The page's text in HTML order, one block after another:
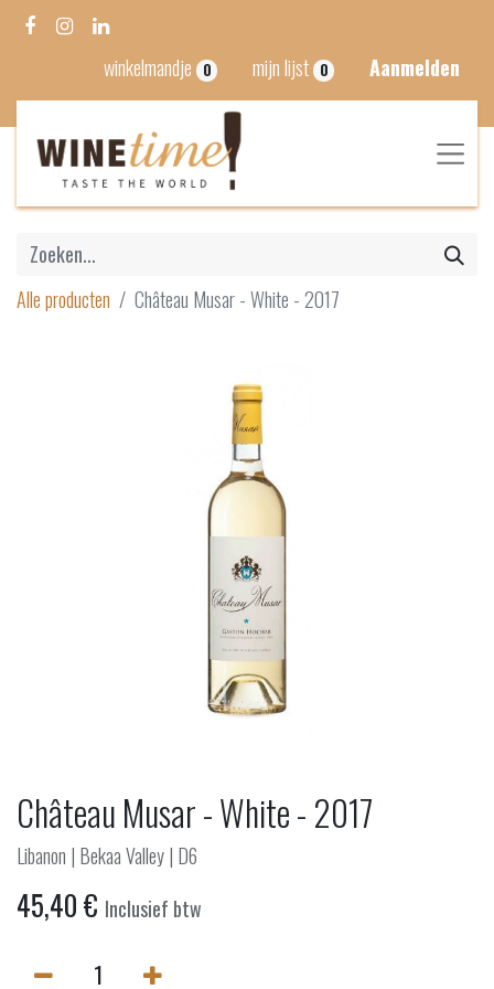
winkelmandje 0 mijn lijst 0 Aanmelden
Alle producten Château Musar - White - 2017
Château Musar - White - 2017
Libanon | Bekaa Valley | D6
45,40€ Inclusief btw